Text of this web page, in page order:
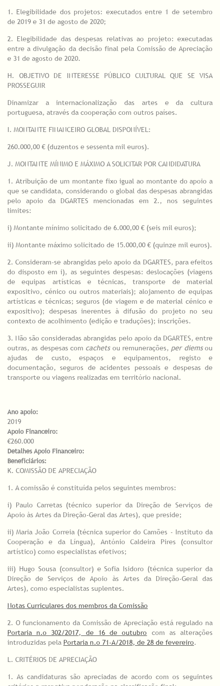
1. Elegibilidade dos projetos: executados entre 1 de setembro
de 2019 e 31 de agosto de 2020;
2. Elegibilidade das despesas relativas ao projeto: executadas
entre a divulgação da decisão final pela Comissão de Apreciação
e 31 de agosto de 2020.
H. OBJETIVO DE INTERESSE PÚBLICO CULTURAL QUE SE VISA
PROSSEGUIR
Dinamizar a internacionalização das artes e da cultura
portuguesa, através da cooperação com outros países.
I. MONTANTE FINANCEIRO GLOBAL DISPONÍVEL:
260.000,00 € (duzentos e sessenta mil euros).
J. MONTANTE MÍNIMO E MÁXIMO A SOLICITAR POR CANDIDATURA
1. Atribuição de um montante fixo igual ao montante do apoio a
que se candidata, considerando o global das despesas abrangidas
pelo apoio da DGARTES mencionadas em 2., nos seguintes
limites:
i) Montante mínimo solicitado de 6.000,00 € (seis mil euros);
ii) Montante máximo solicitado de 15.000,00 € (quinze mil euros).
2. Consideram-se abrangidas pelo apoio da DGARTES, para efeitos
do disposto em i), as seguintes despesas: deslocações (viagens
de equipas artísticas e técnicas, transporte de material
expositivo, cénico ou outros materiais); alojamento de equipas
artísticas e técnicas; seguros (de viagem e de material cénico e
expositivo); despesas inerentes à difusão do projeto no seu
contexto de acolhimento (edição e traduções); inscrições.
3. Não são consideradas abrangidas pelo apoio da DGARTES, entre
outras, as despesas com cachetsou remunerações, per diemsou
ajudas de custo, espaços e equipamentos, registo e
documentação, seguros de acidentes pessoais e despesas de
transporte ou viagens realizadas em território nacional.
Ano apoio:
2019
Apoio Financeiro:
€260.000
Detalhes Apoio Financeiro:
Beneficiários:
K. COMISSÃO DE APRECIAÇÃO
1. A comissão é constituída pelos seguintes membros:
i) Paulo Carretas (técnico superior da Direção de Serviços de
Apoio às Artes da Direção-Geral das Artes), que preside;
ii) Maria João Correia (técnica superior do Camões - Instituto da
Cooperação e da Língua), António Caldeira Pires (consultor
artístico) como especialistas efetivos;
iii) Hugo Sousa (consultor) e Sofia Isidoro (técnica superior da
Direção de Serviços de Apoio às Artes da Direção-Geral das
Artes), como especialistas suplentes.
Notas Curriculares dos membros da Comissão
2. O funcionamento da Comissão de Apreciação está regulado na
Portaria n.o 302/2017, de 16 de outubro com as alterações
introduzidas pela Portaria n.o 71-A/2018, de 28 de fevereiro.
L. CRITÉRIOS DE APRECIAÇÃO
1. As candidaturas são apreciadas de acordo com os seguintes